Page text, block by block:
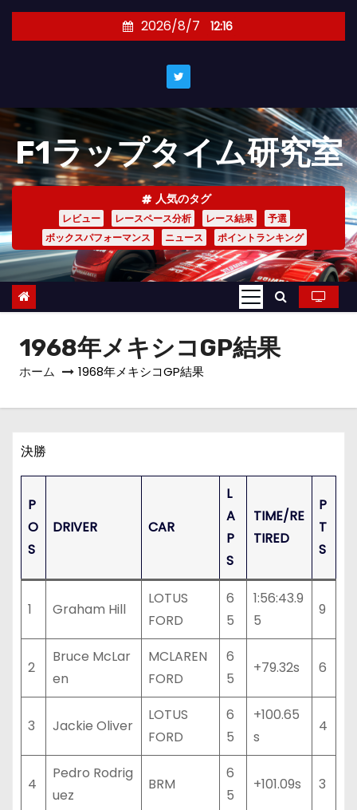
キ
ッ
プ
2026/8/7 12:16
F1ラップタイム研究室
人気のタグ
レビュー レースペース分析 レース結果
予選
ボックスパフォーマンス
ニュース ポイントランキング
1968年メキシコGP結果
ホーム 1968年メキシコGP結果
決勝
P
O
S
DRIVER CAR
L
A
P
S
TIME/RE
TIRED
P
T
S
1 Graham Hill
LOTUS
FORD
6
5
1:56:43.9
5
9
2
Bruce McLar
en
MCLAREN
FORD
6
5
+79.32s 6
3 Jackie Oliver
LOTUS
FORD
6
5
+100.65
s
4
4
Pedro Rodrig
uez
BRM
6
5
+101.09s 3